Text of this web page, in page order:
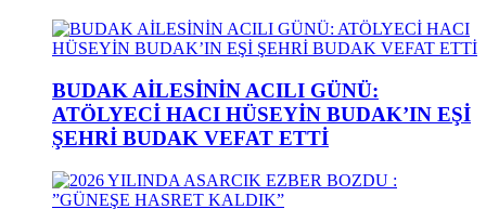
BUDAK AİLESİNİN ACILI GÜNÜ:
ATÖLYECİ HACI HÜSEYİN BUDAK’IN EŞİ
ŞEHRİ BUDAK VEFAT ETTİ